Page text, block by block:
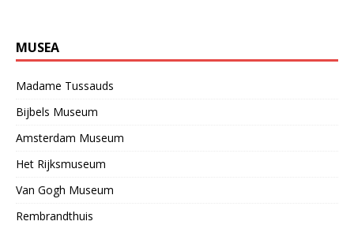
MUSEA
Madame Tussauds
Bijbels Museum
Amsterdam Museum
Het Rijksmuseum
Van Gogh Museum
Rembrandthuis